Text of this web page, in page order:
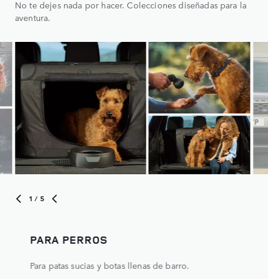
No te dejes nada por hacer. Colecciones diseñadas para la
aventura.
1 / 5
PARA PERROS
Para patas sucias y botas llenas de barro.